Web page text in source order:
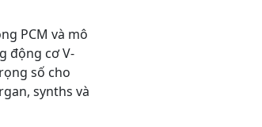
PCM và mô
động cơ V-
số cho
synths và